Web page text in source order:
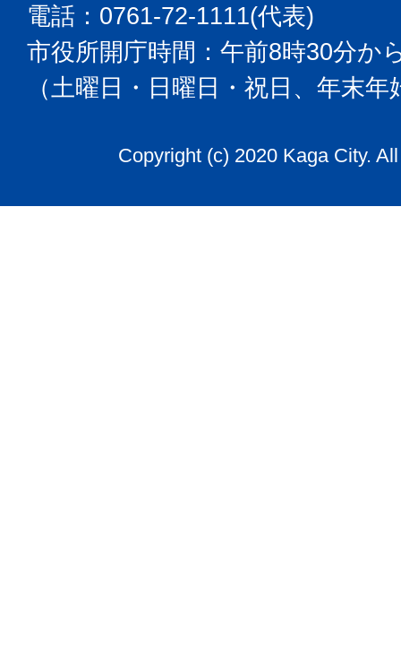
電話：0761-72-1111(代表)
市役所開庁時間：午前8時30分か
（土曜日・日曜日・祝日、年末
Copyright (c) 2020 Kaga City.